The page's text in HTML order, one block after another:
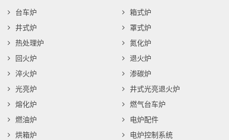
台车炉
箱式炉
井式炉
罩式炉
热处理炉
氮化炉
回火炉
退火炉
淬火炉
渗碳炉
光亮炉
井式光亮退火炉
熔化炉
燃气台车炉
燃油炉
电炉配件
烘箱炉
电炉控制系统